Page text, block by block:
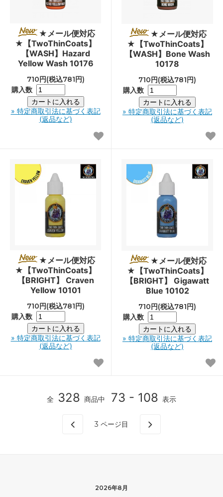
★メール便対応
★【TwoThinCoats】
【WASH】Hazard
Yellow Wash 10176
710円(税込781円)
購入数
» 特定商取引法に基づく表記
(返品など)
★メール便対応
★【TwoThinCoats】
【WASH】Bone Wash
10178
710円(税込781円)
購入数
» 特定商取引法に基づく表記
(返品など)
★メール便対応
★【TwoThinCoats】
【BRIGHT】 Craven
Yellow 10101
710円(税込781円)
購入数
» 特定商取引法に基づく表記
(返品など)
★メール便対応
★【TwoThinCoats】
【BRIGHT】 Gigawatt
Blue 10102
710円(税込781円)
購入数
» 特定商取引法に基づく表記
(返品など)
全 328 商品中 73 - 108 表示
3 ページ目
2026年8月